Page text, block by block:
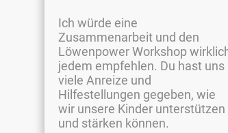
Ich würde eine
Zusammenarbeit und den
Löwenpower Workshop
jedem empfehlen. Du hast uns
viele Anreize und
Hilfestellungen gegeben, wie
wir unsere Kinder unterstützen
und stärken können.